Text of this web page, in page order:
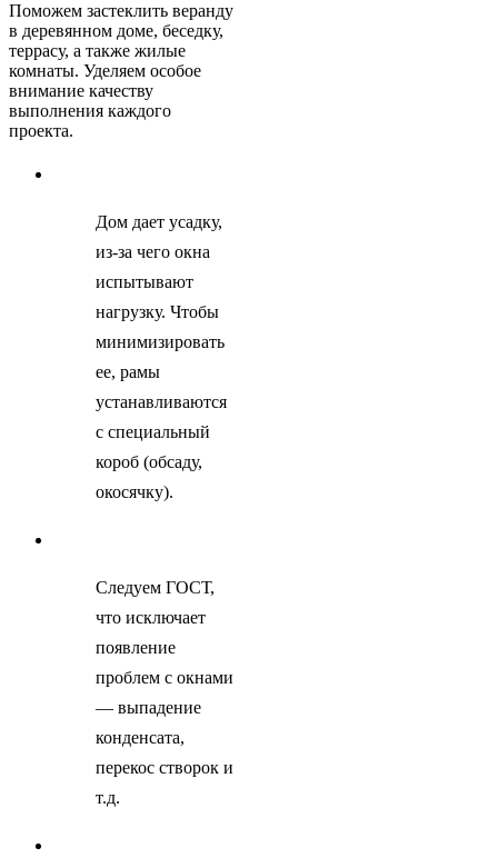
Поможем застеклить веранду
в деревянном доме, беседку,
террасу, а также жилые
комнаты. Уделяем особое
внимание качеству
выполнения каждого
проекта.
Дом дает усадку,
из-за чего окна
испытывают
нагрузку. Чтобы
минимизировать
ее, рамы
устанавливаются
с специальный
короб (обсаду,
окосячку).
Следуем ГОСТ,
что исключает
появление
проблем с окнами
— выпадение
конденсата,
перекос створок и
т.д.